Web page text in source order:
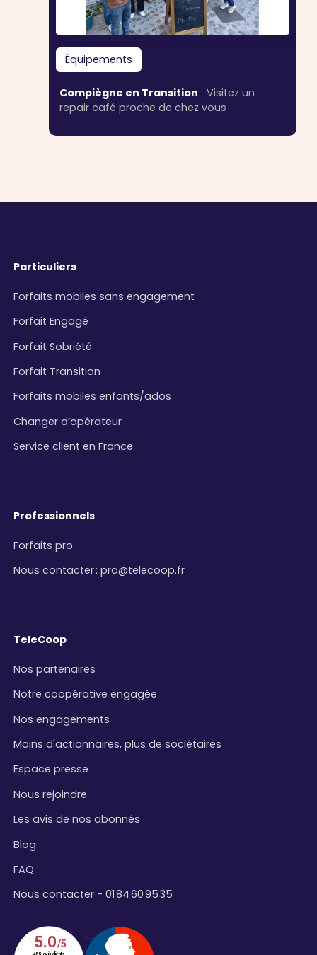
Équipements
Compiègne en Transition · Visitez un
repair café proche de chez vous
Particuliers
Forfaits mobiles sans engagement
Forfait Engagé
Forfait Sobriété
Forfait Transition
Forfaits mobiles enfants/ados
Changer d’opérateur
Service client en France
Professionnels
Forfaits pro
Nous contacter:pro@telecoop.fr
TeleCoop
Nos partenaires
Notre coopérative engagée
Nos engagements
Moins d'actionnaires, plus de sociétaires
Espace presse
Nous rejoindre
Les avis de nos abonnés
Blog
FAQ
Nous contacter - 01 84 60 95 35